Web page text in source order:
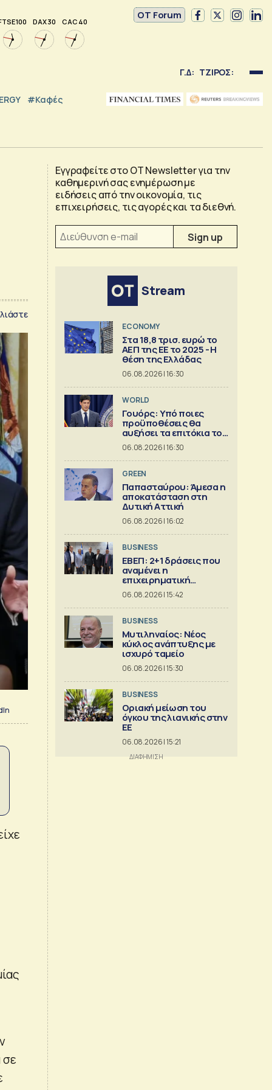
100 DAX 30 CAC 40
OT Forum
Γ.Δ: ΤΖΙΡΟΣ:
#καφές
σε
Εγγραφείτε στο OT Newsletter για την
καθημερινή σας ενημέρωση με
ειδήσεις από την οικονομία, τις
επιχειρήσεις, τις αγορές και τα διεθνή.
Stream
ECONOMY
Στα 18,8 τρισ. ευρώ το
ΑΕΠ της ΕΕ το 2025 - Η
θέση της Ελλάδας
06.08.2026 | 16:30
WORLD
Γουόρς: Υπό ποιες
προϋποθέσεις θα
αυξήσει τα επιτόκια τον
Σεπτέμβριο
06.08.2026 | 16:30
GREEN
Παπασταύρου: Άμεσα η
αποκατάσταση στη
Δυτική Αττική
06.08.2026 | 16:02
BUSINESS
ΕΒΕΠ: 2+1 δράσεις που
αναμένει η
επιχειρηματική
κοινότητα
06.08.2026 | 15:42
BUSINESS
Μυτιληναίος: Νέος
κύκλος ανάπτυξης με
ισχυρό ταμείο
06.08.2026 | 15:30
BUSINESS
Οριακή μείωση του
όγκου της λιανικής στην
ΕΕ
06.08.2026 | 15:21